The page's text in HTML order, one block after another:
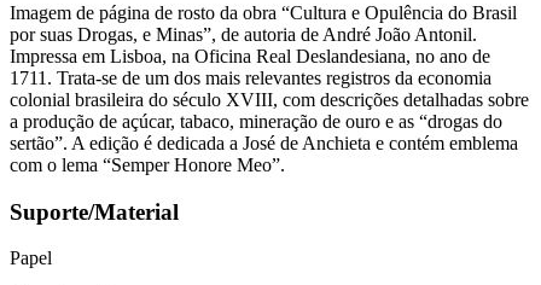
Imagem de página de rosto da obra “Cultura e Opulência do Brasil
por suas Drogas, e Minas”, de autoria de André João Antonil.
Impressa em Lisboa, na Oficina Real Deslandesiana, no ano de
1711. Trata-se de um dos mais relevantes registros da economia
colonial brasileira do século XVIII, com descrições detalhadas sobre
a produção de açúcar, tabaco, mineração de ouro e as “drogas do
sertão”. A edição é dedicada a José de Anchieta e contém emblema
com o lema “Semper Honore Meo”.
Suporte/Material
Papel